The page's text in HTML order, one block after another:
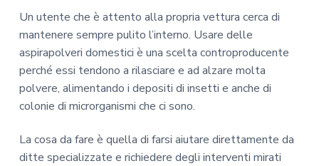
Un utente che è attento alla propria vettura cerca di
mantenere sempre pulito l’interno. Usare delle
aspirapolveri domestici è una scelta controproducente
perché essi tendono a rilasciare e ad alzare molta
polvere, alimentando i depositi di insetti e anche di
colonie di microrganismi che ci sono.
La cosa da fare è quella di farsi aiutare direttamente da
ditte specializzate e richiedere degli interventi mirati